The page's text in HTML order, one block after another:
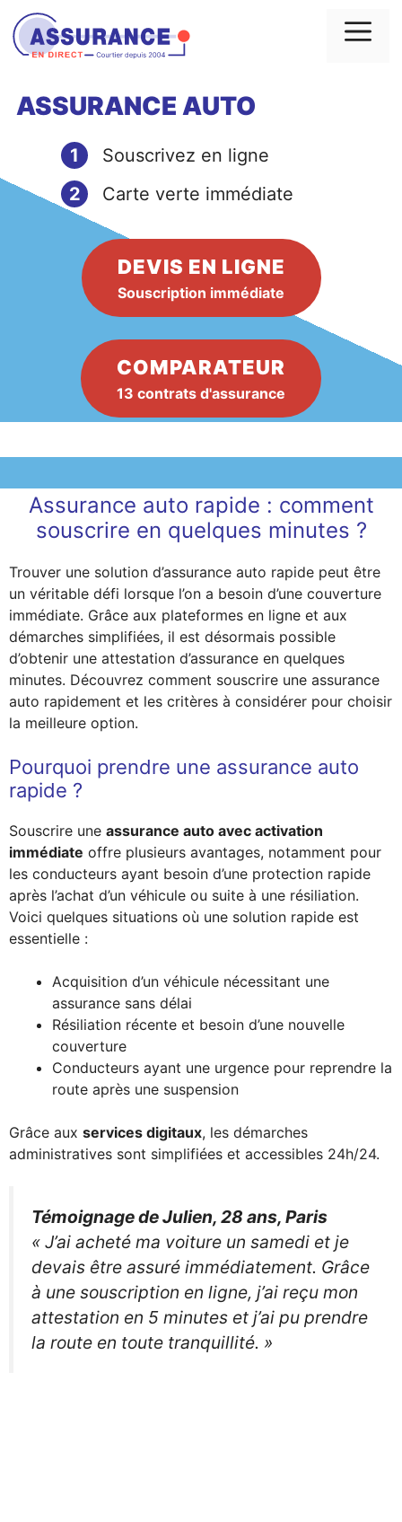
Aller
au
contenu
ASSURANCE AUTO
1
Souscrivez en ligne
2
Carte verte immédiate
DEVIS EN LIGNE
Souscription immédiate
COMPARATEUR
13 contrats d'assurance
Assurance auto rapide : comment
souscrire en quelques minutes ?
Trouver une solution d’assurance auto rapide peut être
un véritable défi lorsque l’on a besoin d’une couverture
immédiate. Grâce aux plateformes en ligne et aux
démarches simplifiées, il est désormais possible
d’obtenir une attestation d’assurance en quelques
minutes. Découvrez comment souscrire une assurance
auto rapidement et les critères à considérer pour choisir
la meilleure option.
Pourquoi prendre une assurance auto
rapide ?
Souscrire une assurance auto avec activation
immédiate offre plusieurs avantages, notamment pour
les conducteurs ayant besoin d’une protection rapide
après l’achat d’un véhicule ou suite à une résiliation.
Voici quelques situations où une solution rapide est
essentielle :
Acquisition d’un véhicule nécessitant une
assurance sans délai
Résiliation récente et besoin d’une nouvelle
couverture
Conducteurs ayant une urgence pour reprendre la
route après une suspension
Grâce aux services digitaux, les démarches
administratives sont simplifiées et accessibles 24h/24.
Témoignage de Julien, 28 ans, Paris
« J’ai acheté ma voiture un samedi et je
devais être assuré immédiatement. Grâce
à une souscription en ligne, j’ai reçu mon
attestation en 5 minutes et j’ai pu prendre
la route en toute tranquillité. »